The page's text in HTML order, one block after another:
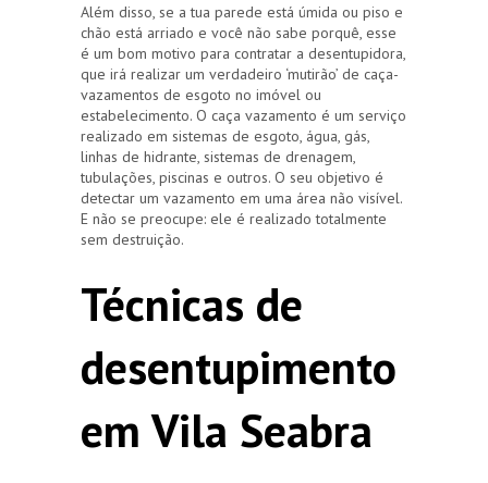
Além disso, se a tua parede está úmida ou piso e
chão está arriado e você não sabe porquê, esse
é um bom motivo para contratar a desentupidora,
que irá realizar um verdadeiro ‘mutirão’ de caça-
vazamentos de esgoto no imóvel ou
estabelecimento. O caça vazamento é um serviço
realizado em sistemas de esgoto, água, gás,
linhas de hidrante, sistemas de drenagem,
tubulações, piscinas e outros. O seu objetivo é
detectar um vazamento em uma área não visível.
E não se preocupe: ele é realizado totalmente
sem destruição.
Técnicas de
desentupimento
em Vila Seabra